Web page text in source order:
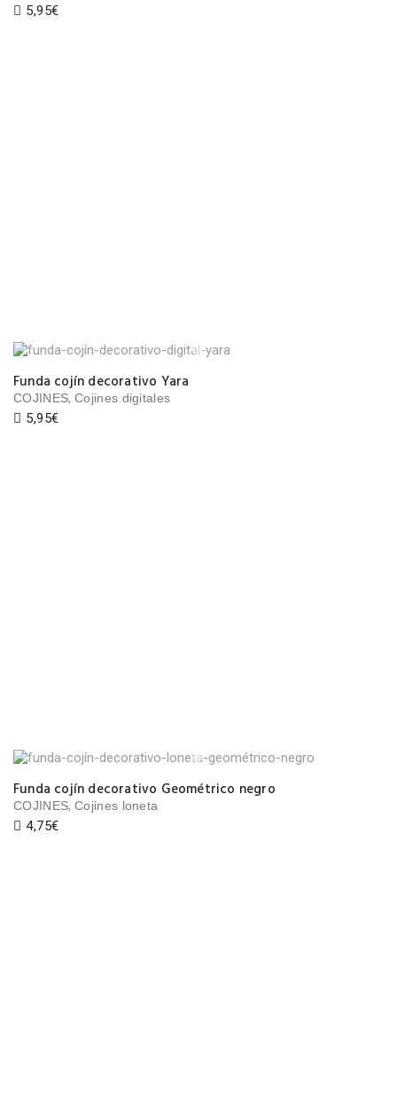
5,95€
Funda cojín decorativo Yara
COJINES,Cojines digitales
5,95€
Funda cojín decorativo Geométrico negro
COJINES,Cojines loneta
4,75€